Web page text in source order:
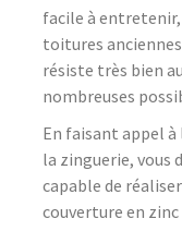
facile à
toitures
résiste très bien
nombreuses
En faisant appel à
la zinguerie, vous
capable de
couverture en zinc